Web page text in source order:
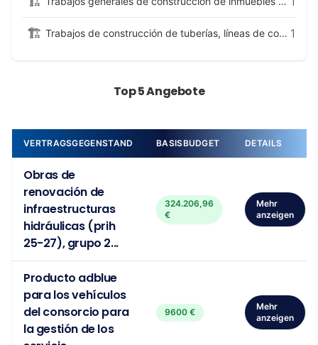
🏗️ Trabajos de construcción de tuberías, líneas de comunicación y líneas de conducción eléctrica, de autopistas, carreteras, aeródromos y vías férreas; trabajos de explanación 1
Top 5 Angebote
VERTRAGSGEGENSTAND BASISBUDGET DETAILS
Obras de
renovación de
infraestructuras
hidráulicas (prih
25-27), grupo 2...
324.206,96
€
Mehr
anzeigen
Producto adblue
para los vehículos
del consorcio para
la gestión de los
9600 €
Mehr
anzeigen